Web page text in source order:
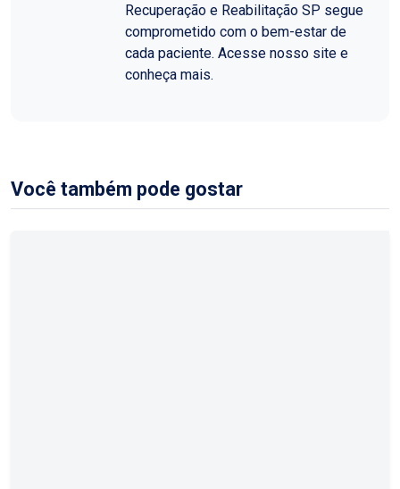
Recuperação e Reabilitação SP segue
comprometido com o bem-estar de
cada paciente. Acesse nosso site e
conheça mais.
Você também pode gostar